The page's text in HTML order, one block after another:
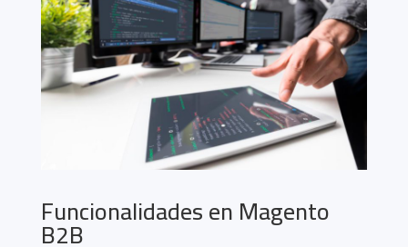
Funcionalidades en Magento
B2B